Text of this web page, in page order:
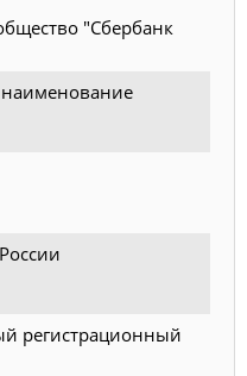
"Сбербанк
регистрационный